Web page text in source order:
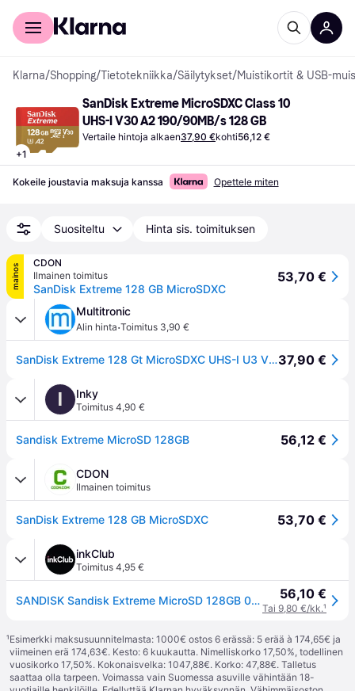
Kuluttajille
Klarna/Shopping/Tietotekniikka/Säilytykset/Muistikortit & USB-
+1
SanDisk Extreme MicroSDXC Class 10
UHS-I V30 A2 190/90MB/s 128 GB
Vertaile hintoja alkaen37,90 €kohti56,12 €
Kokeile joustavia maksuja kanssa Opettele miten
Suositeltu Hinta sis. toimituksen
mainos
CDON
Ilmainen toimitus
SanDisk Extreme 128 GB MicroSDXC
53,70 €
Multitronic
Alin hinta·Toimitus 3,90 €
SanDisk Extreme 128 Gt MicroSDXC UHS-I U3 V30 A2 -muistikortti + SD-adapteri37,90 €
I Inky
Toimitus 4,90 €
Sandisk Extreme MicroSD 128GB 56,12 €
CDON
Ilmainen toimitus
SanDisk Extreme 128 GB MicroSDXC 53,70 €
inkClub
Toimitus 4,95 €
SANDISK Sandisk Extreme MicroSD 128GB 0619659189488 Vastaa: N/A 56,10 €
Tai 9,80 €/kk.¹
¹Esimerkki maksusuunnitelmasta: 1000€ ostos 6 erässä: 5 erää à 174,65€ ja
viimeinen erä 174,63€. Kesto: 6 kuukautta. Nimelliskorko 17,50%, todellinen
vuosikorko 17,50%. Kokonaisvelka: 1047,88€. Korko: 47,88€. Talletus
saattaa olla tarpeen. Voimassa vain Suomessa asuville vähintään 18-